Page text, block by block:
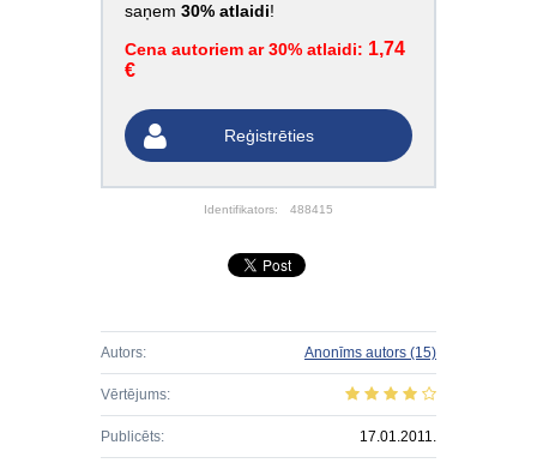
saņem 30% atlaidi!
Cena autoriem ar 30% atlaidi: 1,74
€
Reģistrēties
Identifikators: 488415
Autors: Anonīms autors (15)
Vērtējums:
Publicēts: 17.01.2011.